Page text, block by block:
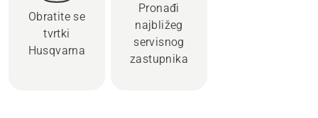
Obratite se
tvrtki
Husqvarna
Pronađi
najbližeg
servisnog
zastupnika